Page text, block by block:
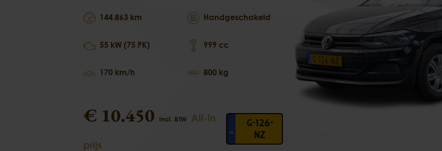
144.863 km
55 kW (75 PK)
170 km/h
Handgeschakeld
999 cc
800 kg
€ 10.450 Incl. BTW All-in
prijs
G-126-
NZ